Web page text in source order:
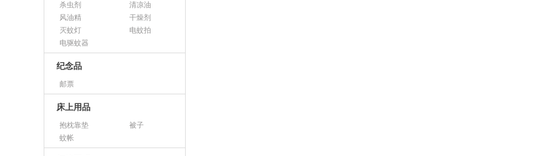
杀虫剂
清凉油
风油精
干燥剂
灭蚊灯
电蚊拍
电驱蚊器
纪念品
邮票
床上用品
抱枕靠垫
被子
蚊帐